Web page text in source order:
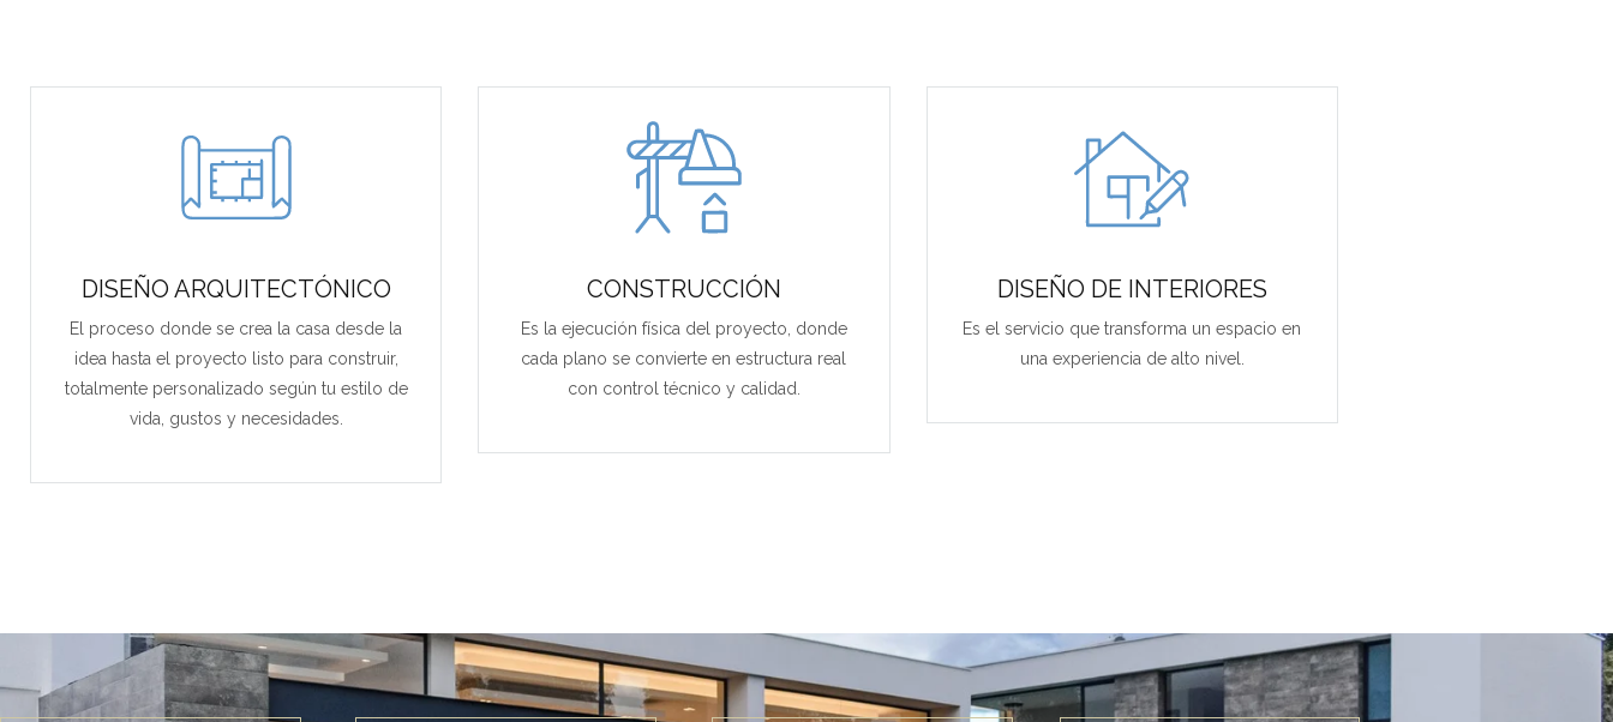
DISEÑO ARQUITECTÓNICO
El proceso donde se crea la casa desde la
idea hasta el proyecto listo para construir,
totalmente personalizado según tu estilo de
vida, gustos y necesidades.
CONSTRUCCIÓN
Es la ejecución física del proyecto, donde
cada plano se convierte en estructura real
con control técnico y calidad.
DISEÑO DE INTERIORES
Es el servicio que transforma un espacio en
una experiencia de alto nivel.